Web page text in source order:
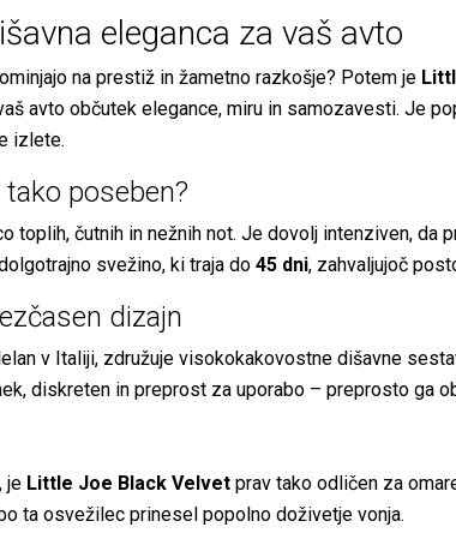
eleganca za vaš avto
na prestiž in žametno razkošje? Potem je
avto občutek elegance, miru in samozavesti. Je
izlete.
poseben?
toplih, čutnih in nežnih not. Je dovolj intenziven, da
svežino, ki traja do 45 dni, zahvaljujoč
dizajn
v Italiji, združuje visokokakovostne dišavne
diskreten in preprost za uporabo – preprosto ga
je Little Joe Black Velvet prav tako odličen za
ta osvežilec prinesel popolno doživetje vonja.